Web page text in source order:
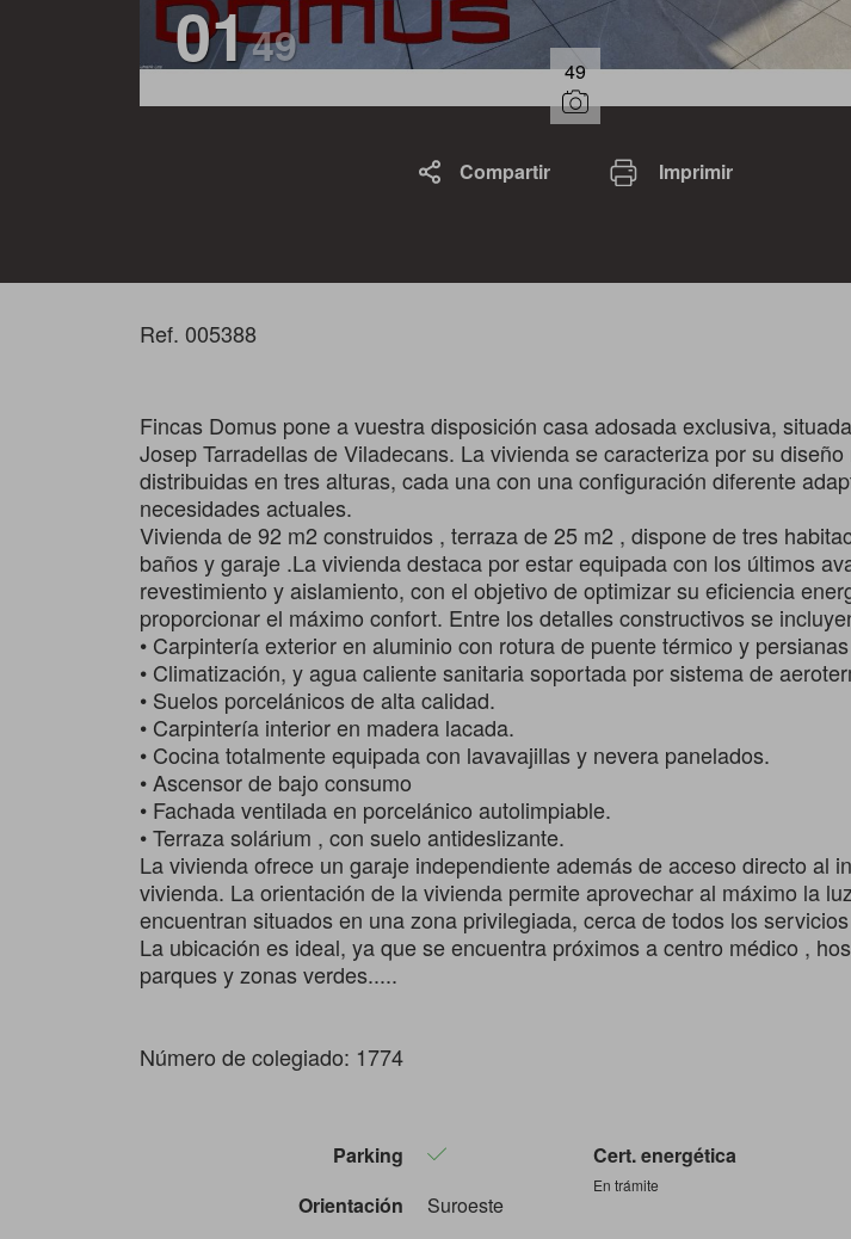
0149 49
Compartir Imprimir
Ref. 005388
Fincas Domus pone a vuestra disposición casa adosada exclusiva,
Josep Tarradellas de Viladecans. La vivienda se caracteriza por su diseño
distribuidas en tres alturas, cada una con una configuración diferente
necesidades actuales.
Vivienda de 92 m2 construidos , terraza de 25 m2 , dispone de tres
baños y garaje .La vivienda destaca por estar equipada con los últimos
revestimiento y aislamiento, con el objetivo de optimizar su eficiencia
proporcionar el máximo confort. Entre los detalles constructivos se
• Carpintería exterior en aluminio con rotura de puente térmico y
• Climatización, y agua caliente sanitaria soportada por sistema de
• Suelos porcelánicos de alta calidad.
• Carpintería interior en madera lacada.
• Cocina totalmente equipada con lavavajillas y nevera panelados.
• Ascensor de bajo consumo
• Fachada ventilada en porcelánico autolimpiable.
• Terraza solárium , con suelo antideslizante.
La vivienda ofrece un garaje independiente además de acceso directo al
vivienda. La orientación de la vivienda permite aprovechar al máximo la
encuentran situados en una zona privilegiada, cerca de todos los
La ubicación es ideal, ya que se encuentra próximos a centro médico ,
parques y zonas verdes.....
Número de colegiado: 1774
Parking
Orientación
Suroeste
Cert. energética
En trámite